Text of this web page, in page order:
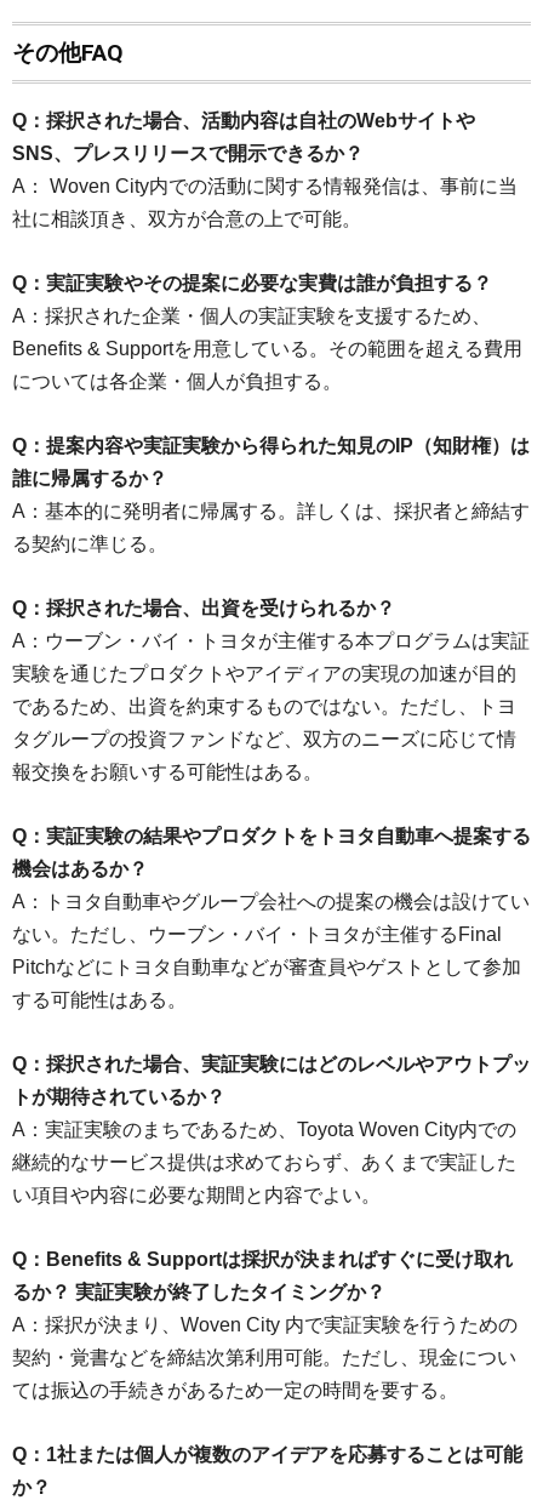
その他FAQ
Q：採択された場合、活動内容は自社のWebサイトや
SNS、プレスリリースで開示できるか？
A： Woven City内での活動に関する情報発信は、事前に当
社に相談頂き、双方が合意の上で可能。
Q：実証実験やその提案に必要な実費は誰が負担する？
A：採択された企業・個人の実証実験を支援するため、
Benefits & Supportを用意している。その範囲を超える費用
については各企業・個人が負担する。
Q：提案内容や実証実験から得られた知見のIP（知財権）は
誰に帰属するか？
A：基本的に発明者に帰属する。詳しくは、採択者と締結す
る契約に準じる。
Q：採択された場合、出資を受けられるか？
A：ウーブン・バイ・トヨタが主催する本プログラムは実証
実験を通じたプロダクトやアイディアの実現の加速が目的
であるため、出資を約束するものではない。ただし、トヨ
タグループの投資ファンドなど、双方のニーズに応じて情
報交換をお願いする可能性はある。
Q：実証実験の結果やプロダクトをトヨタ自動車へ提案する
機会はあるか？
A：トヨタ自動車やグループ会社への提案の機会は設けてい
ない。ただし、ウーブン・バイ・トヨタが主催するFinal
Pitchなどにトヨタ自動車などが審査員やゲストとして参加
する可能性はある。
Q：採択された場合、実証実験にはどのレベルやアウトプッ
トが期待されているか？
A：実証実験のまちであるため、Toyota Woven City内での
継続的なサービス提供は求めておらず、あくまで実証した
い項目や内容に必要な期間と内容でよい。
Q：Benefits & Supportは採択が決まればすぐに受け取れ
るか？ 実証実験が終了したタイミングか？
A：採択が決まり、Woven City 内で実証実験を行うための
契約・覚書などを締結次第利用可能。ただし、現金につい
ては振込の手続きがあるため一定の時間を要する。
Q：1社または個人が複数のアイデアを応募することは可能
か？